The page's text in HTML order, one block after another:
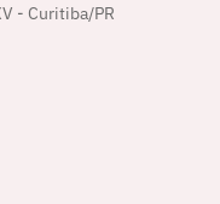
- Curitiba/PR